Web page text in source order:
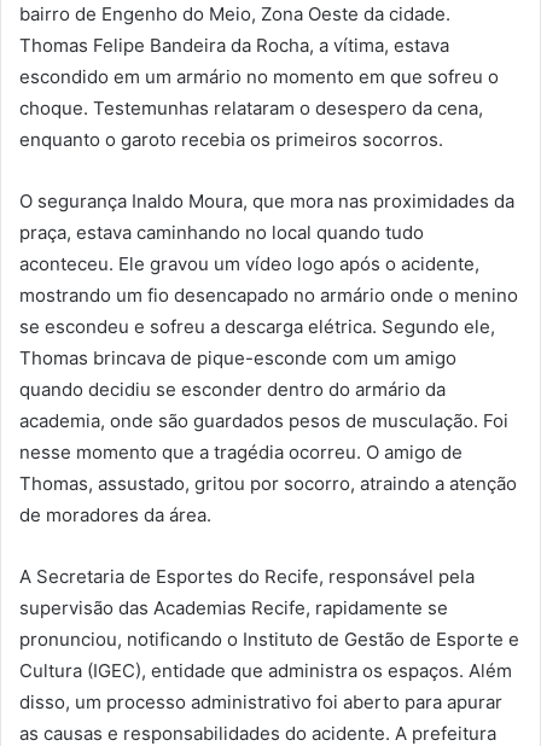
bairro de Engenho do Meio, Zona Oeste da cidade.
Thomas Felipe Bandeira da Rocha, a vítima, estava
escondido em um armário no momento em que sofreu o
choque. Testemunhas relataram o desespero da cena,
enquanto o garoto recebia os primeiros socorros.
O segurança Inaldo Moura, que mora nas proximidades da
praça, estava caminhando no local quando tudo
aconteceu. Ele gravou um vídeo logo após o acidente,
mostrando um fio desencapado no armário onde o menino
se escondeu e sofreu a descarga elétrica. Segundo ele,
Thomas brincava de pique-esconde com um amigo
quando decidiu se esconder dentro do armário da
academia, onde são guardados pesos de musculação. Foi
nesse momento que a tragédia ocorreu. O amigo de
Thomas, assustado, gritou por socorro, atraindo a atenção
de moradores da área.
A Secretaria de Esportes do Recife, responsável pela
supervisão das Academias Recife, rapidamente se
pronunciou, notificando o Instituto de Gestão de Esporte e
Cultura (IGEC), entidade que administra os espaços. Além
disso, um processo administrativo foi aberto para apurar
as causas e responsabilidades do acidente. A prefeitura